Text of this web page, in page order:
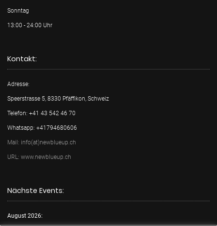
Sonntag
13:00 - 24:00 Uhr
Kontakt:
Adresse:
Speerstrasse 5, 8330 Pfäffikon, Schweiz
Telefon: +41 43 542 46 70
Whatsapp: +41794680606
Mail: info(at)newblueup.ch
URL: www.newblueup.ch
Nächste Events:
August 2026: